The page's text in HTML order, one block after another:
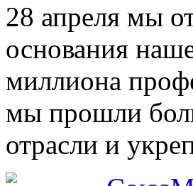
28 апреля мы
основания
миллиона
мы прошли
отрасли и